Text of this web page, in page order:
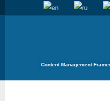
Content Management